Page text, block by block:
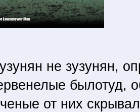
не зузунян,
былотуд,
от них